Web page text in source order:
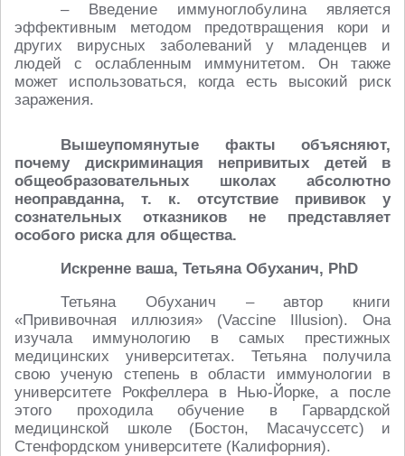
– Введение иммуноглобулина является
эффективным методом предотвращения кори и
других вирусных заболеваний у младенцев и
людей с ослабленным иммунитетом. Он также
может использоваться, когда есть высокий риск
заражения.
Вышеупомянутые факты объясняют,
почему дискриминация непривитых детей в
общеобразовательных школах абсолютно
неоправданна, т. к. отсутствие прививок у
сознательных отказников не представляет
особого риска для общества.
Искренне ваша, Тетьяна Обуханич, PhD
Тетьяна Обуханич – автор книги
«Прививочная иллюзия» (Vaccine Illusion). Она
изучала иммунологию в самых престижных
медицинских университетах. Тетьяна получила
свою ученую степень в области иммунологии в
университете Рокфеллера в Нью-Йорке, а после
этого проходила обучение в Гарвардской
медицинской школе (Бостон, Масачуссетс) и
Стенфордском университете (Калифорния).